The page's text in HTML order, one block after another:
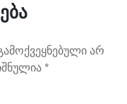
არ
*